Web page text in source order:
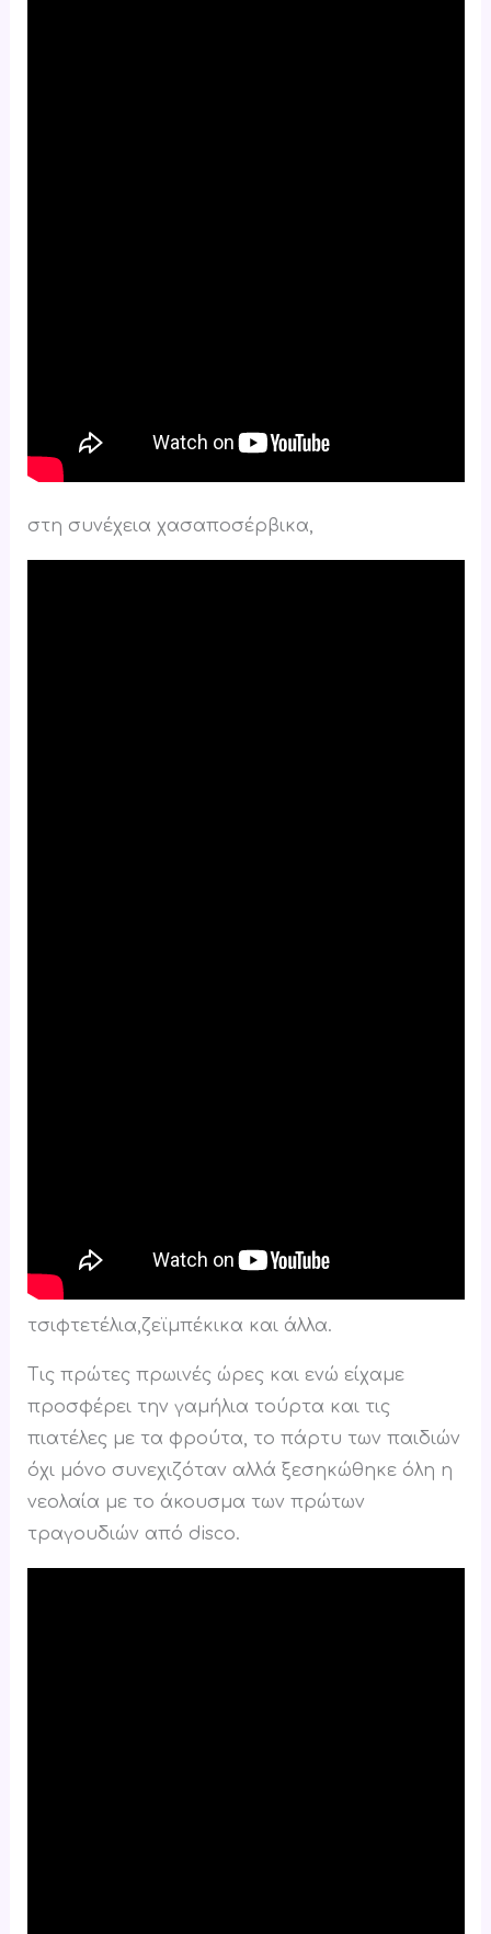
στη συνέχεια χασαποσέρβικα,
τσιφτετέλια,ζεϊμπέκικα και άλλα.
Τις πρώτες πρωινές ώρες και ενώ είχαμε
προσφέρει την γαμήλια τούρτα και τις
πιατέλες με τα φρούτα, το πάρτυ των παιδιών
όχι μόνο συνεχιζόταν αλλά ξεσηκώθηκε όλη η
νεολαία με το άκουσμα των πρώτων
τραγουδιών από disco.